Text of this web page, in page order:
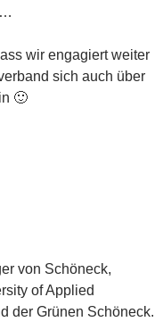
…
wir engagiert weiter
sich auch über
🙂
von Schöneck,
of Applied
der Grünen Schöneck.